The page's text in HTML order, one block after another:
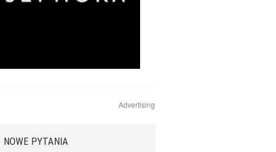
Advertising
NOWE PYTANIA